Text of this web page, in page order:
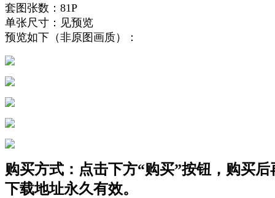
套图张数：81P
单张尺寸：见预览
预览如下（非原图画质）：
购买方式：点击下方“购买”按钮，购买
下载地址永久有效。